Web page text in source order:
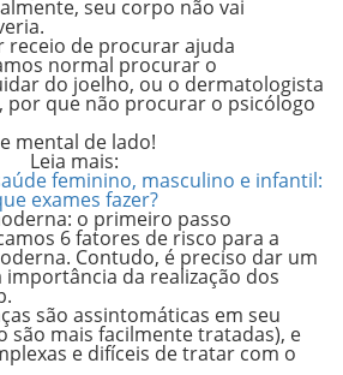
seu corpo não vai
receio de procurar ajuda
normal procurar o
do joelho, ou o dermatologista
por que não procurar o psicólogo
mental de lado!
Leia mais:
feminino, masculino e infantil:
exames fazer?
o primeiro passo
6 fatores de risco para a
Contudo, é preciso dar um
importância da realização dos
são assintomáticas em seu
são mais facilmente tratadas), e
e difíceis de tratar com o